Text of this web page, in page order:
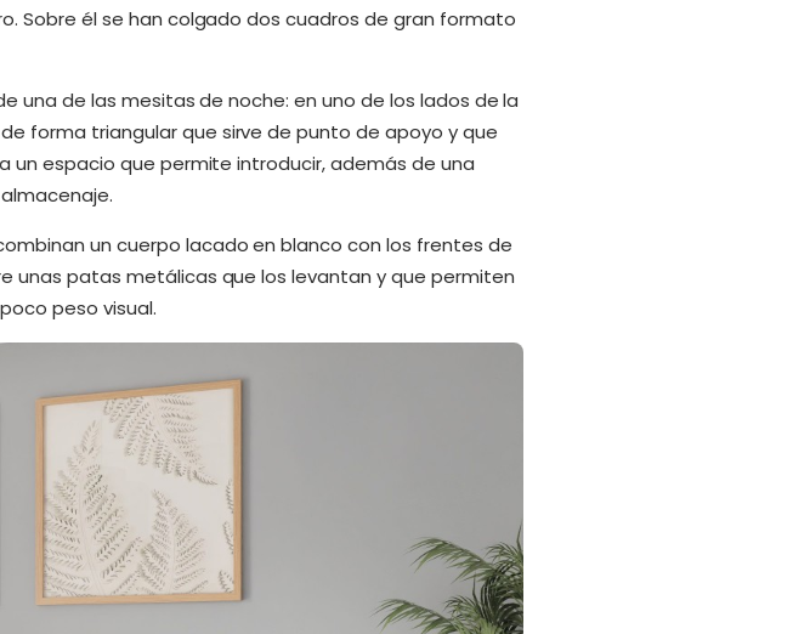
Sobre él se han colgado dos cuadros de gran formato
una de las mesitas de noche: en uno de los lados de la
forma triangular que sirve de punto de apoyo y que
un espacio que permite introducir, además de una
un cuerpo lacado en blanco con los frentes de
unas patas metálicas que los levantan y que permiten
peso visual.